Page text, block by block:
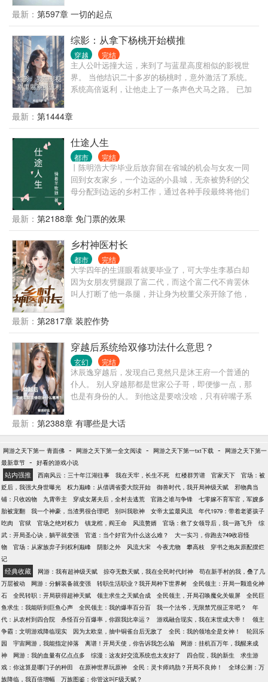
有老祖，他修不了仙。 绷不住了，他最终决定离开。
虽有长生，但无护道手段，为避免某天被修士余波震
死，白羽只能走武道，但武道之路在这个世界最强只
有先天境。 他相信时间终会磨平一切，于是决定自创
武道。 白羽：“我白长生，单开一条大道！” 完整仙
道：练气，筑基，金丹，元婴，化神…… 武道进度：
先天境，炼神境，天人境……
最新： 第597章 一切的起点
综影：从拿下杨桃开始横推
穿越 完结
主人公叶远撞大运，来到了与蓝星高度相似的影视世
界。 当他结识二十多岁的杨桃时，意外激活了系统。
系统高倍返利，让他走上了一条声色犬马之路。 已加
最新： 第1444章
仕途人生
都市 完结
丨陈明浩大学毕业后放弃留在省城的机会与女友一同
回到女友家乡，一个边远的小县城，无奈被势利的父
母分配到边远的乡村工作，通过各种手段最终将他们
在背景的支持和自己的努力之下，一路披荆斩棘，仕
途高歌，做到了封疆大吏，实现了他仕途之初许下
的“当官不为民做主，不如回家卖红薯”的初心誓言。
最新： 第2188章 免门票的效果
乡村神医村长
都市 完结
大学四年的生涯眼看就要毕业了，可大学生李慕白却
因为女朋友劈腿跟了富二代，而这个富二代不肯罢休
叫人打断了他一条腿，并让身为校董父亲开除了他，
个绰号叫“铁拐李”，意外的获得了真铁拐李的传承。从
此，扎根在农村里，带着父老乡亲们发家致富。 帮助
过他的人，他会十倍百倍报答；曾经侮辱、陷害过他
的人，他也会无数倍的奉还。 从此，城市里少了一名
大学生，五源村多了一名神医，五源村也成为了全国
长寿村。
最新： 第2817章 装腔作势
穿越后系统给双修功法什么意思？
玄幻 完结
沐辰逸穿越后，发现自己竟然只是沐王府一个普通的
仆人。 别人穿越那都是世家公子哥，即便惨一点，那
也是有身份的人。 到他这是要啥没啥，只有碎嘴子系
要苟的有价值，大腿要抱，最好拿下！ 就算是跪，也
要一路跪到巅峰！ ……
最新： 第2388章 有哪些是大话
网游之天下第一 青面佛 - 网游之天下第一全文阅读 - 网游之天下第一txt下载 -
网游之天下第一
最新章节 - 好看的游戏小说
站内强推 西南风云：三十年江湖往事 我在天牢，长生不死 红楼群芳谱 官家天下
官场：被
贬后，我强大身世曝光
权力巅峰：从借调省委大院开始 御兽时代，我开局神级天赋
邪物典当
铺：只收凶物
九霄帝主 穿成女屠夫后，全村去逃荒 官路之谁与争锋
七零嫁不育军官，军嫂多
胎被宠翻
我一个神豪，当渣男很合理吧 别叫我歌神 女帝太监最风流
年代1979：带着老婆孩子
吃肉
官狱 官场之绝对权力 镇龙棺，阎王命 风流赘婿 官场：救了女领导后，我一路飞升
综
武：开局圣心诀，躺平就变强
官道：当个好官为什么这么难？
大一实习，你跑去749收容怪
物
官场：从家族弃子到权利巅峰 阴影之外 风流大宋 今夜尤物 攀高枝
穿书之炮灰原配摆烂
记
经典收藏 网游：我有超神级天赋 掠夺无数天赋，我在全民时代封神
苟在新手村的我，叠了几
万层被动
网游：分解装备就变强 转职生活职业？我开局种下世界树
全民领主：开局一颗造化神
石
全民转职：开局获得超神天赋 领主求生之天赋合成 全民领主，开局召唤魔化关银屏
全民巨
鱼求生：我能听到巨鱼心声
全民领主：我的爆率百分百 我一个法爷，无限禁咒很正常吧？
年
代：从农村到四合院
杀怪百分百爆率，你跟我比幸运？ 游戏融合现实，我在末世成大帝！
领主
争霸：文明游戏降临现实
因为太欧皇，抽中铜雀台后无敌了 全民：我的领地全是女神！
轮回乐
园
宇宙网游，我能指定掉落 离谱！开局天使，你告诉我怎么输
网游：挂机百万年，我醒来成
神
网游：我的血量有亿点点多 综漫：这友好交流系统也太友好了 四合院，我的新生
求生游
戏：你这算是哪门子的种田
在原神世界玩原神 全民：灵卡师鸡肋？开局不良帅！
全球公测：万
族降临，我百倍增幅
万族图鉴：你管这叫F级天赋？